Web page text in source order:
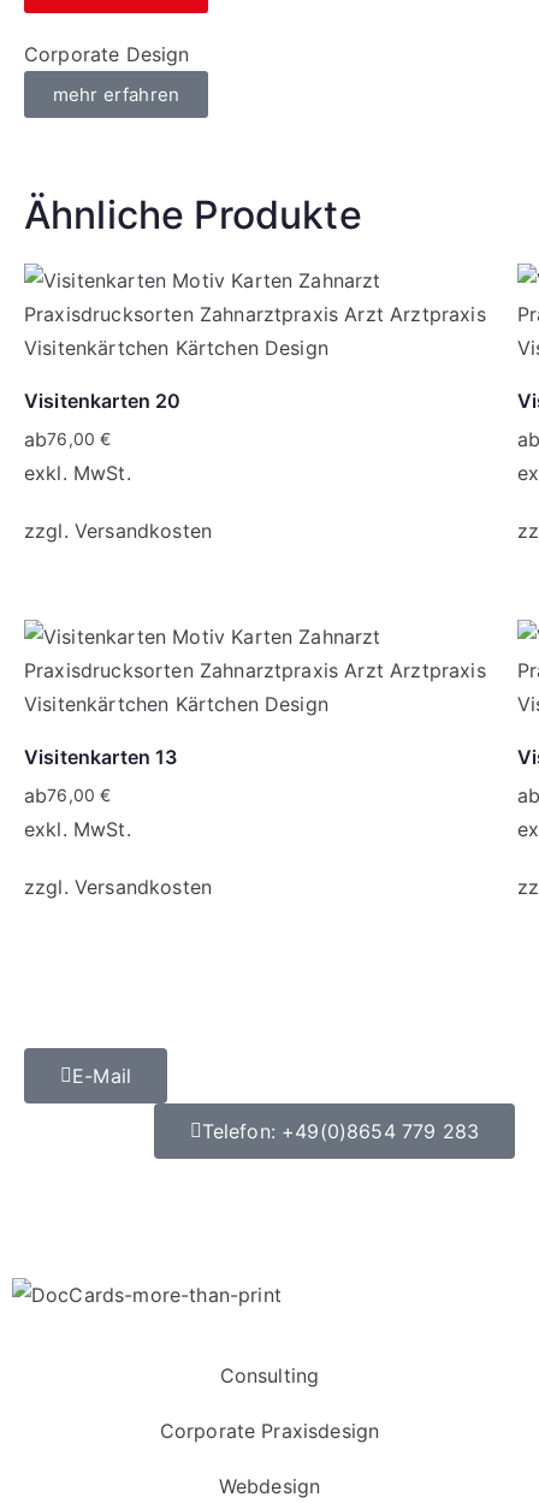
Corporate Design
mehr erfahren
Ähnliche Produkte
Visitenkarten 20
ab76,00€
exkl. MwSt.
zzgl. Versandkosten
Visitenkarten 13
ab76,00€
exkl. MwSt.
zzgl. Versandkosten
E-Mail
Telefon: +49(0)8654 779 283
Consulting
Corporate Praxisdesign
Webdesign